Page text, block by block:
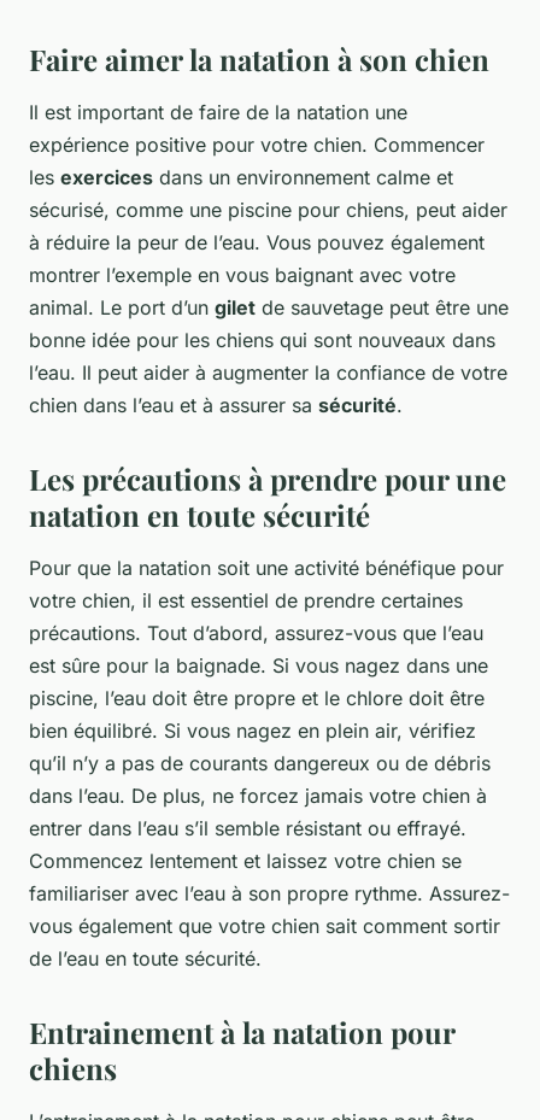
Faire aimer la natation à son chien
Il est important de faire de la natation une
expérience positive pour votre chien. Commencer
les exercices dans un environnement calme et
sécurisé, comme une piscine pour chiens, peut aider
à réduire la peur de l’eau. Vous pouvez également
montrer l’exemple en vous baignant avec votre
animal. Le port d’un gilet de sauvetage peut être une
bonne idée pour les chiens qui sont nouveaux dans
l’eau. Il peut aider à augmenter la confiance de votre
chien dans l’eau et à assurer sa sécurité.
Les précautions à prendre pour une
natation en toute sécurité
Pour que la natation soit une activité bénéfique pour
votre chien, il est essentiel de prendre certaines
précautions. Tout d’abord, assurez-vous que l’eau
est sûre pour la baignade. Si vous nagez dans une
piscine, l’eau doit être propre et le chlore doit être
bien équilibré. Si vous nagez en plein air, vérifiez
qu’il n’y a pas de courants dangereux ou de débris
dans l’eau. De plus, ne forcez jamais votre chien à
entrer dans l’eau s’il semble résistant ou effrayé.
Commencez lentement et laissez votre chien se
familiariser avec l’eau à son propre rythme. Assurez-
vous également que votre chien sait comment sortir
de l’eau en toute sécurité.
Entrainement à la natation pour
chiens